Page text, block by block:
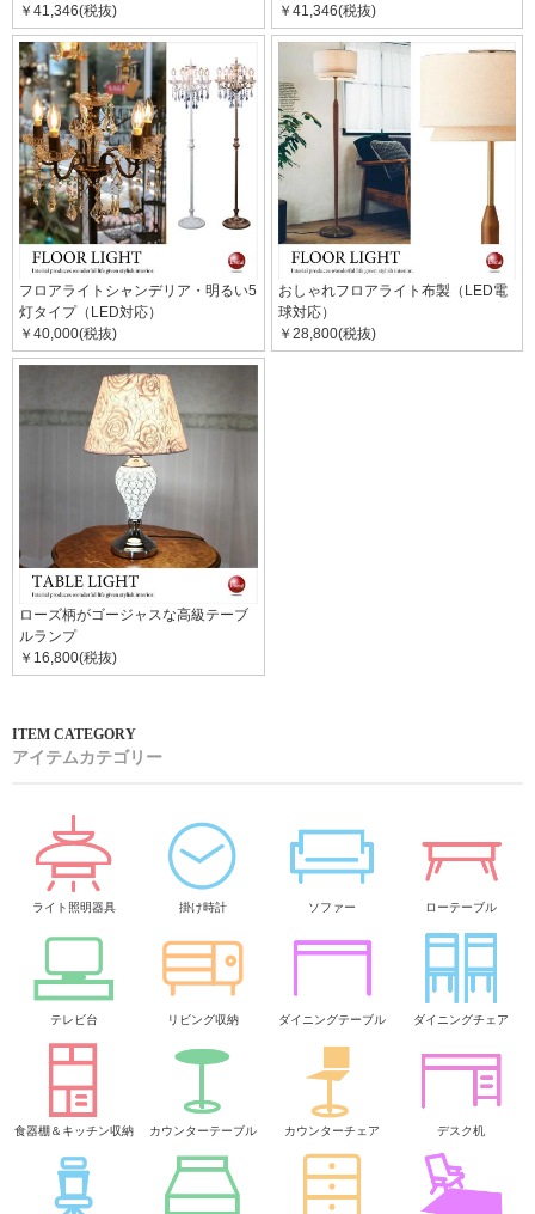
￥41,346(税抜)
￥41,346(税抜)
フロアライトシャンデリア・明るい5
灯タイプ（LED対応）
￥40,000(税抜)
おしゃれフロアライト布製（LED電
球対応）
￥28,800(税抜)
ローズ柄がゴージャスな高級テーブ
ルランプ
￥16,800(税抜)
アイテムカテゴリー
ライト照明器具 掛け時計 ソファー ローテーブル
テレビ台 リビング収納 ダイニングテーブル ダイニングチェア
食器棚＆キッチン収納 カウンターテーブル カウンターチェア デスク机